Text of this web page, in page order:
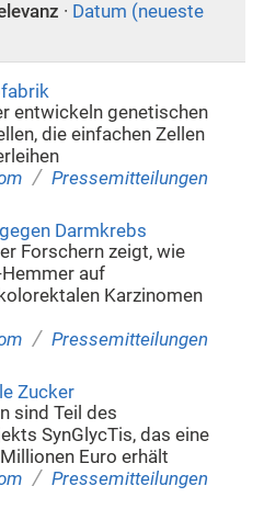
· Datum (neueste
entwickeln genetischen
die einfachen Zellen
/ Pressemitteilungen
Darmkrebs
Forschern zeigt, wie
auf
Karzinomen
/ Pressemitteilungen
Zucker
sind Teil des
SynGlycTis, das eine
Euro erhält
/ Pressemitteilungen